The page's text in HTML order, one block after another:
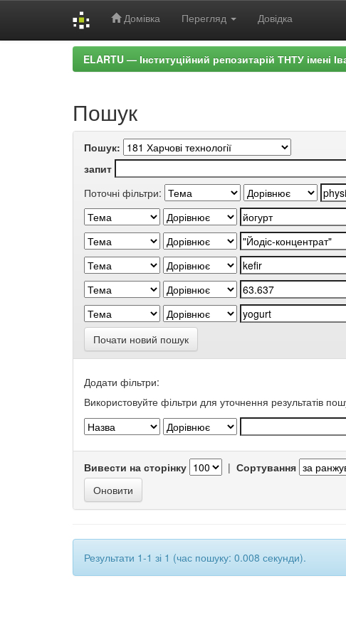
Домівка Перегляд Довідка
ELARTU — Інституційний репозитарій ТНТУ імені
Пошук
Пошук:
запит
Поточні фільтри:
Почати новий пошук
Додати фільтри:
Використовуйте фільтри для уточнення результатів
Вивести на сторінку | Сортування
Результати 1-1 зі 1 (час пошуку: 0.008 секунди).